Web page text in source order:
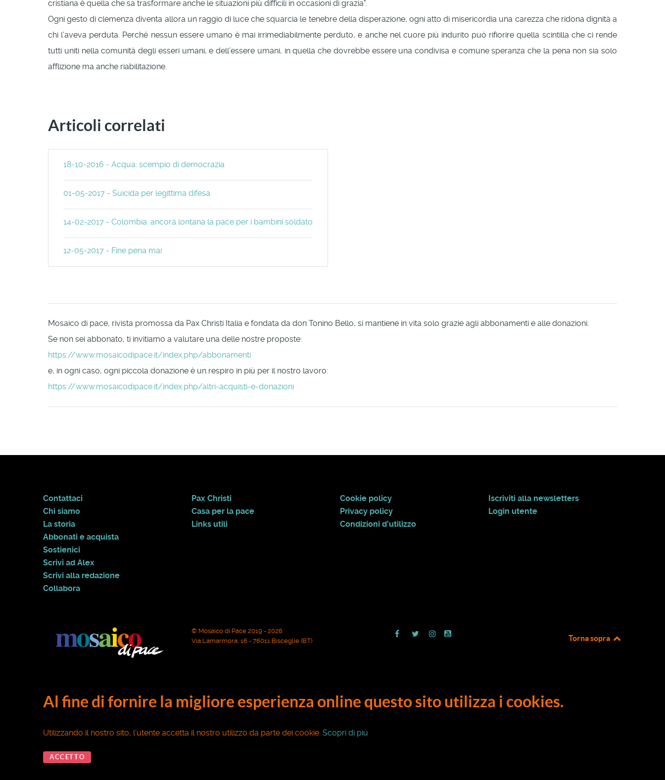
cristiana è quella che sa trasformare anche le situazioni più difficili in occasioni di grazia".
Ogni gesto di clemenza diventa allora un raggio di luce che squarcia le tenebre della disperazione, ogni atto di misericordia una carezza che ridona dignità a
chi l’aveva perduta. Perché nessun essere umano è mai irrimediabilmente perduto, e anche nel cuore più indurito può rifiorire quella scintilla che ci rende
tutti uniti nella comunità degli esseri umani, e dell’essere umani, in quella che dovrebbe essere una condivisa e comune speranza che la pena non sia solo
afflizione ma anche riabilitazione.
Articoli correlati
18-10-2016 - Acqua: scempio di democrazia
01-05-2017 - Suicida per legittima difesa
14-02-2017 - Colombia: ancora lontana la pace per i bambini soldato
12-05-2017 - Fine pena mai
Mosaico di pace, rivista promossa da Pax Christi Italia e fondata da don Tonino Bello, si mantiene in vita solo grazie agli abbonamenti e alle donazioni.
Se non sei abbonato, ti invitiamo a valutare una delle nostre proposte:
https://www.mosaicodipace.it/index.php/abbonamenti
e, in ogni caso, ogni piccola donazione è un respiro in più per il nostro lavoro:
https://www.mosaicodipace.it/index.php/altri-acquisti-e-donazioni
Contattaci
Chi siamo
La storia
Abbonati e acquista
Sostienici
Scrivi ad Alex
Scrivi alla redazione
Collabora
Pax Christi
Casa per la pace
Links utili
Cookie policy
Privacy policy
Condizioni d'utilizzo
Iscriviti alla newsletters
Login utente
© Mosaico di Pace 2019 - 2026
Via Lamarmora, 16 - 76011 Bisceglie (BT)
Torna sopra
Al fine di fornire la migliore esperienza online questo sito utilizza i cookies.
Utilizzando il nostro sito, l'utente accetta il nostro utilizzo da parte dei cookie. Scopri di più
ACCETTO